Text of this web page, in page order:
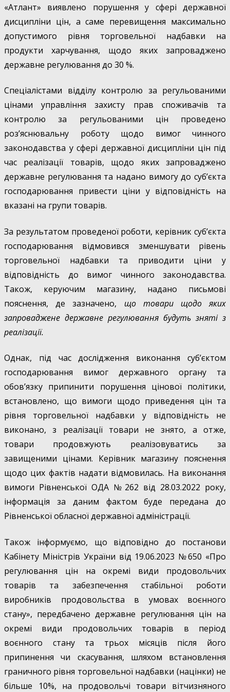
«Атлант» виявлено порушення у сфері державної
дисципліни цін, а саме перевищення максимально
допустимого рівня торговельної надбавки на
продукти харчування, щодо яких запроваджено
державне регулювання до 30 %.
Спеціалістами відділу контролю за регульованими
цінами управління захисту прав споживачів та
контролю за регульованими цін проведено
роз’яснювальну роботу щодо вимог чинного
законодавства у сфері державної дисципліни цін під
час реалізації товарів, щодо яких запроваджено
державне регулювання та надано вимогу до суб’єкта
господарювання привести ціни у відповідність на
вказані на групи товарів.
За результатом проведеної роботи, керівник суб’єкта
господарювання відмовився зменшувати рівень
торговельної надбавки та приводити ціни у
відповідність до вимог чинного законодавства.
Також, керуючим магазину, надано письмові
пояснення, де зазначено, що товари щодо яких
запроваджене державне регулювання будуть зняті з
реалізації.
Однак, під час дослідження виконання суб’єктом
господарювання вимог державного органу та
обов’язку припинити порушення цінової політики,
встановлено, що вимоги щодо приведення цін та
рівня торговельної надбавки у відповідність не
виконано, з реалізації товари не знято, а отже,
товари продовжують реалізовуватись за
завищеними цінами. Керівник магазину пояснення
щодо цих фактів надати відмовилась. На виконання
вимоги Рівненської ОДА №262 від 28.03.2022 року,
інформація за даним фактом буде передана до
Рівненської обласної державної адміністрації.
Також інформуємо, що відповідно до постанови
Кабінету Міністрів України від 19.06.2023 №650 «Про
регулювання цін на окремі види продовольчих
товарів та забезпечення стабільної роботи
виробників продовольства в умовах воєнного
стану», передбачено державне регулювання цін на
окремі види продовольчих товарів в період
воєнного стану та трьох місяців після його
припинення чи скасування, шляхом встановлення
граничного рівня торговельної надбавки (націнки) не
більше 10%, на продовольчі товари вітчизняного